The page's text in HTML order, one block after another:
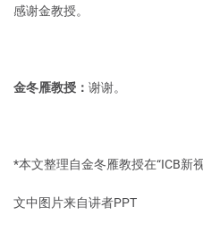
感谢金教授。
金冬雁教授： 谢谢。
*本文整理自金冬雁教授在“ICB新
文中图片来自讲者PPT